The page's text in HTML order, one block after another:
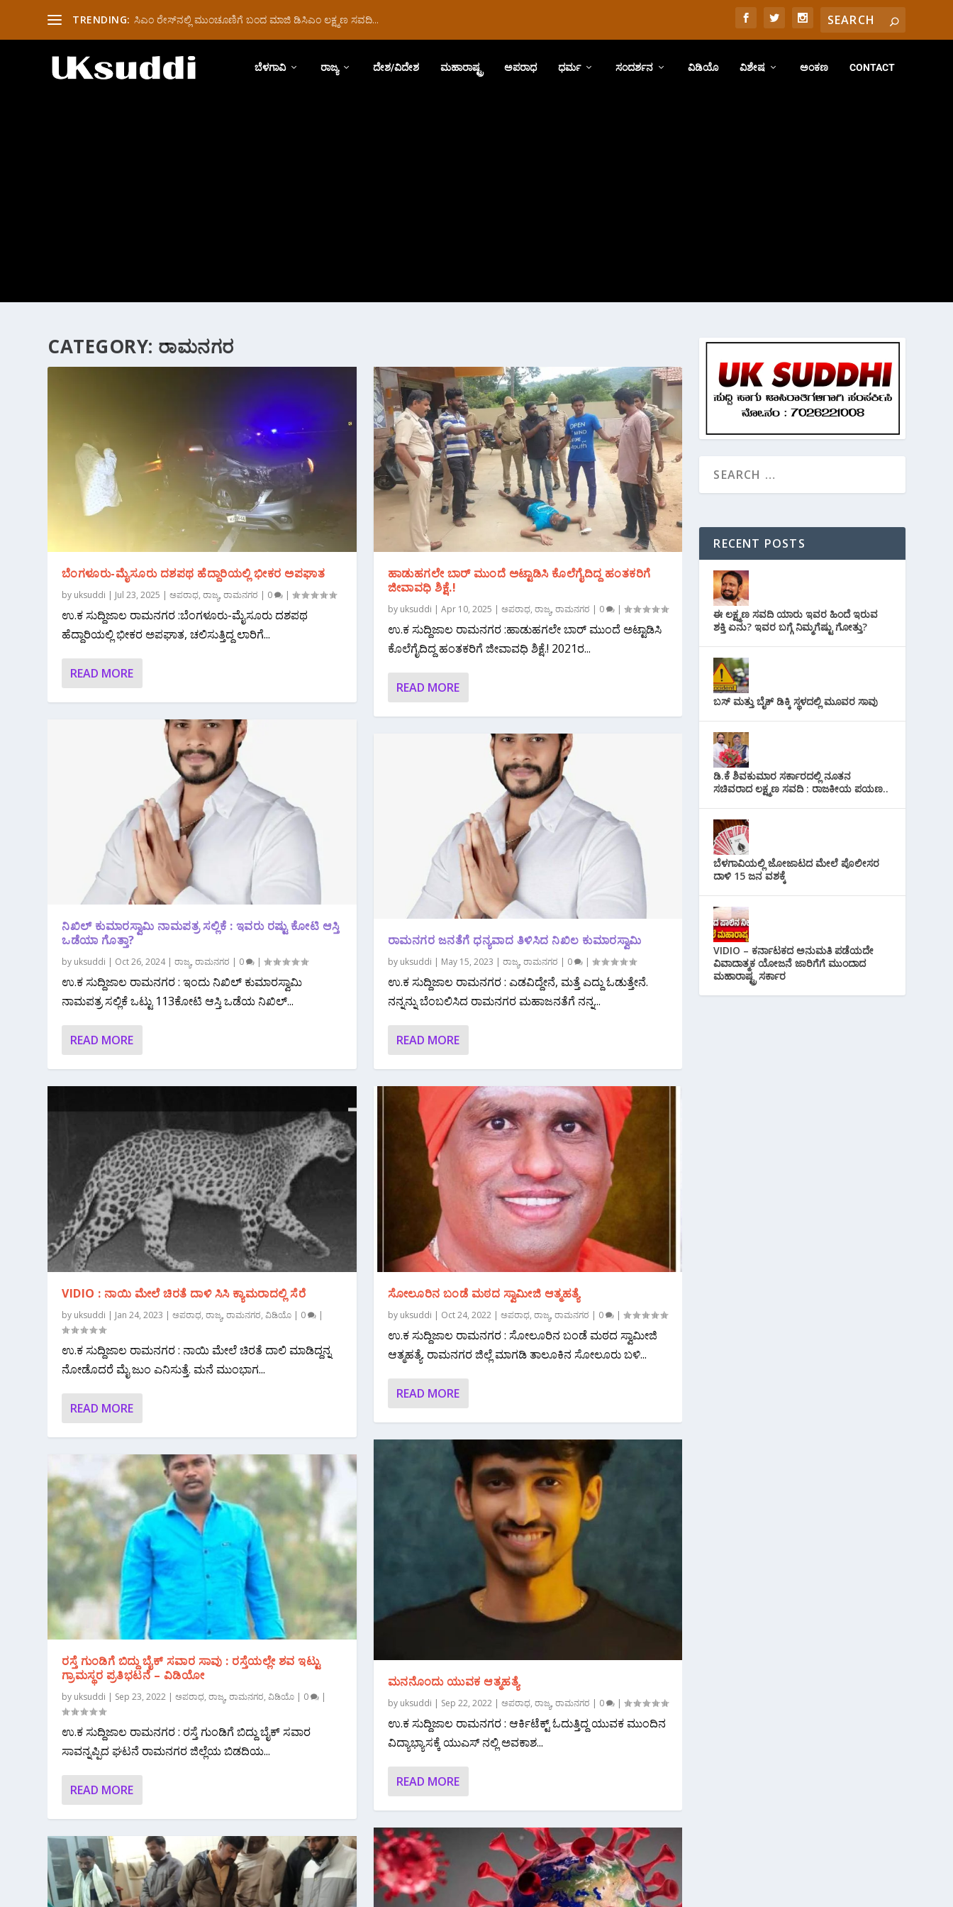
TRENDING: ಸಿಎಂ ರೇಸ್‌ನಲ್ಲಿ ಮುಂಚೂಣಿಗೆ ಬಂದ ಮಾಜಿ ಡಿಸಿಎಂ ಲಕ್ಷ್ಮಣ ಸವದಿ...
ಬೆಳಗಾವಿ ರಾಜ್ಯ ದೇಶ/ವಿದೇಶ ಮಹಾರಾಷ್ಟ್ರ ಅಪರಾಧ ಧರ್ಮ ಸಂದರ್ಶನ ವಿಡಿಯೊ ವಿಶೇಷ ಅಂಕಣ CONTACT
CATEGORY: ರಾಮನಗರ
ಬೆಂಗಳೂರು-ಮೈಸೂರು ದಶಪಥ ಹೆದ್ದಾರಿಯಲ್ಲಿ ಭೀಕರ ಅಪಘಾತ
by uksuddi | Jul 23, 2025 |ಅಪರಾಧ,ರಾಜ್ಯ,ರಾಮನಗರ | 0 |
ಉ.ಕ ಸುದ್ದಿಜಾಲ ರಾಮನಗರ :ಬೆಂಗಳೂರು-ಮೈಸೂರು ದಶಪಥ
ಹೆದ್ದಾರಿಯಲ್ಲಿ ಭೀಕರ ಅಪಘಾತ, ಚಲಿಸುತ್ತಿದ್ದ ಲಾರಿಗೆ...
READ MORE
ನಿಖಿಲ್ ಕುಮಾರಸ್ವಾಮಿ ನಾಮಪತ್ರ ಸಲ್ಲಿಕೆ : ಇವರು ರಷ್ಟು ಕೋಟಿ ಆಸ್ತಿ
ಒಡೆಯಾ ಗೊತ್ತಾ?
by uksuddi | Oct 26, 2024|ರಾಜ್ಯ,ರಾಮನಗರ | 0 |
ಉ.ಕ ಸುದ್ದಿಜಾಲ ರಾಮನಗರ : ಇಂದು ನಿಖಿಲ್ ಕುಮಾರಸ್ವಾಮಿ
ನಾಮಪತ್ರ ಸಲ್ಲಿಕೆ ಒಟ್ಟು 113ಕೋಟಿ ಆಸ್ತಿ ಒಡೆಯ ನಿಖಿಲ್...
READ MORE
VIDIO : ನಾಯಿ ಮೇಲೆ ಚಿರತೆ ದಾಳಿ ಸಿಸಿ ಕ್ಯಾಮರಾದಲ್ಲಿ ಸೆರೆ
by uksuddi | Jan 24, 2023 |ಅಪರಾಧ,ರಾಜ್ಯ,ರಾಮನಗರ,ವಿಡಿಯೊ | 0 |
ಉ.ಕ ಸುದ್ದಿಜಾಲ ರಾಮನಗರ : ನಾಯಿ ಮೇಲೆ ಚಿರತೆ ದಾಲಿ ಮಾಡಿದ್ದನ್ನ
ನೋಡೊದರೆ ಮೈ ಜುಂ ಎನಿಸುತ್ತೆ. ಮನೆ ಮುಂಭಾಗ...
READ MORE
ರಸ್ತೆ ಗುಂಡಿಗೆ ಬಿದ್ದು ಬೈಕ್ ಸವಾರ ಸಾವು : ರಸ್ತೆಯಲ್ಲೇ ಶವ ಇಟ್ಟು
ಗ್ರಾಮಸ್ಥರ ಪ್ರತಿಭಟನೆ – ವಿಡಿಯೋ
by uksuddi | Sep 23, 2022 |ಅಪರಾಧ,ರಾಜ್ಯ,ರಾಮನಗರ,ವಿಡಿಯೊ | 0 |
ಉ.ಕ ಸುದ್ದಿಜಾಲ ರಾಮನಗರ : ರಸ್ತೆ ಗುಂಡಿಗೆ ಬಿದ್ದು ಬೈಕ್ ಸವಾರ
ಸಾವನ್ನಪ್ಪಿದ ಘಟನೆ ರಾಮನಗರ ಜಿಲ್ಲೆಯ ಬಿಡದಿಯ...
READ MORE
ಹಾಡುಹಗಲೇ ಬಾರ್ ಮುಂದೆ ಅಟ್ಟಾಡಿಸಿ ಕೊಲೆಗೈದಿದ್ದ ಹಂತಕರಿಗೆ
ಜೀವಾವಧಿ ಶಿಕ್ಷೆ.!
by uksuddi | Apr 10, 2025 | ಅಪರಾಧ, ರಾಜ್ಯ, ರಾಮನಗರ | 0 |
ಉ.ಕ ಸುದ್ದಿಜಾಲ ರಾಮನಗರ :ಹಾಡುಹಗಲೇ ಬಾರ್ ಮುಂದೆ ಅಟ್ಟಾಡಿಸಿ
ಕೊಲೆಗೈದಿದ್ದ ಹಂತಕರಿಗೆ ಜೀವಾವಧಿ ಶಿಕ್ಷೆ.! 2021ರ...
READ MORE
ರಾಮನಗರ ಜನತೆಗೆ ಧನ್ಯವಾದ ತಿಳಿಸಿದ ನಿಖಿಲ ಕುಮಾರಸ್ವಾಮಿ
by uksuddi | May 15, 2023 | ರಾಜ್ಯ, ರಾಮನಗರ | 0 |
ಉ.ಕ ಸುದ್ದಿಜಾಲ ರಾಮನಗರ : ಎಡವಿದ್ದೇನೆ, ಮತ್ತೆ ಎದ್ದು ಓಡುತ್ತೇನೆ.
ನನ್ನನ್ನು ಬೆಂಬಲಿಸಿದ ರಾಮನಗರ ಮಹಾಜನತೆಗೆ ನನ್ನ...
READ MORE
ಸೋಲೂರಿನ ಬಂಡೆ ಮಠದ ಸ್ವಾಮೀಜಿ ಆತ್ಮಹತ್ಯೆ
by uksuddi | Oct 24, 2022| ಅಪರಾಧ, ರಾಜ್ಯ, ರಾಮನಗರ | 0 |
ಉ.ಕ ಸುದ್ದಿಜಾಲ ರಾಮನಗರ : ಸೋಲೂರಿನ ಬಂಡೆ ಮಠದ ಸ್ವಾಮೀಜಿ
ಆತ್ಮಹತ್ಯೆ. ರಾಮನಗರ ಜಿಲ್ಲೆ ಮಾಗಡಿ ತಾಲೂಕಿನ ಸೋಲೂರು ಬಳಿ...
READ MORE
ಮನನೊಂದು ಯುವಕ ಆತ್ಮಹತ್ಯೆ
by uksuddi | Sep 22, 2022| ಅಪರಾಧ, ರಾಜ್ಯ, ರಾಮನಗರ | 0 |
ಉ.ಕ ಸುದ್ದಿಜಾಲ ರಾಮನಗರ : ಆರ್ಕಿಟೆಕ್ಟ್ ಓದುತ್ತಿದ್ದ ಯುವಕ ಮುಂದಿನ
ವಿದ್ಯಾಭ್ಯಾಸಕ್ಕೆ ಯುಎಸ್ ನಲ್ಲಿ ಅವಕಾಶ...
READ MORE
RECENT POSTS
ಈ ಲಕ್ಷ್ಮಣ ಸವದಿ ಯಾರು ಇವರ ಹಿಂದೆ ಇರುವ
ಶಕ್ತಿ ಏನು? ಇವರ ಬಗ್ಗೆ ನಿಮ್ಮಗೆಷ್ಟು ಗೋತ್ತು?
ಬಸ್ ಮತ್ತು ಬೈಕ್ ಡಿಕ್ಕಿ ಸ್ಥಳದಲ್ಲಿ ಮೂವರ ಸಾವು
ಡಿ.ಕೆ ಶಿವಕುಮಾರ ಸರ್ಕಾರದಲ್ಲಿ ನೂತನ
ಸಚಿವರಾದ ಲಕ್ಷ್ಮಣ ಸವದಿ : ರಾಜಕೀಯ ಪಯಣ..
ಬೆಳಗಾವಿಯಲ್ಲಿ ಜೋಜಾಟದ ಮೇಲೆ ಪೊಲೀಸರ
ದಾಳಿ 15 ಜನ ವಶಕ್ಕೆ
VIDIO – ಕರ್ನಾಟಕದ ಅನುಮತಿ ಪಡೆಯದೇ
ವಿವಾದಾತ್ಮಕ ಯೋಜನೆ ಜಾರಿಗೆಗೆ ಮುಂದಾದ
ಮಹಾರಾಷ್ಟ್ರ ಸರ್ಕಾರ